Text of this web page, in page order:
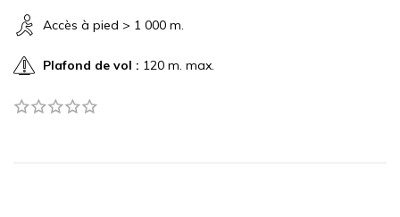
Accès à pied > 1 000 m.
Plafond de vol : 120 m. max.